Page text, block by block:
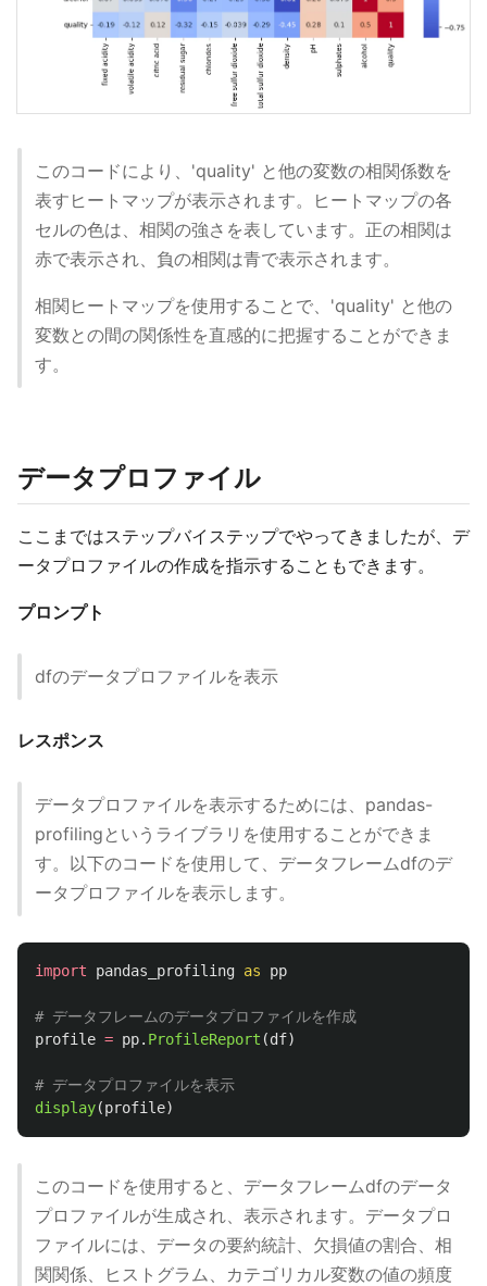
このコードにより、'quality' と他の変数の相関係数を
表すヒートマップが表示されます。ヒートマップの各
セルの色は、相関の強さを表しています。正の相関は
赤で表示され、負の相関は青で表示されます。
相関ヒートマップを使用することで、'quality' と他の
変数との間の関係性を直感的に把握することができま
す。
データプロファイル
ここまではステップバイステップでやってきましたが、デ
ータプロファイルの作成を指示することもできます。
プロンプト
dfのデータプロファイルを表示
レスポンス
データプロファイルを表示するためには、pandas-
profilingというライブラリを使用することができま
す。以下のコードを使用して、データフレームdfのデ
ータプロファイルを表示します。
import pandas_profiling as pp
profile = pp. ProfileReport (df)
display(profile)
このコードを使用すると、データフレームdfのデータ
プロファイルが生成され、表示されます。データプロ
ファイルには、データの要約統計、欠損値の割合、相
関関係、ヒストグラム、カテゴリカル変数の値の頻度